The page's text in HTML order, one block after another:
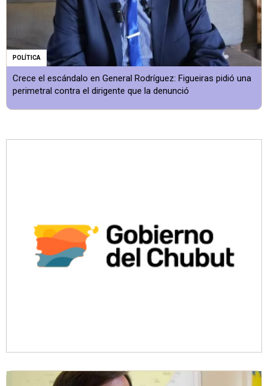
POLÍTICA
Crece el escándalo en General Rodríguez: Figueiras pidió una
perimetral contra el dirigente que la denunció